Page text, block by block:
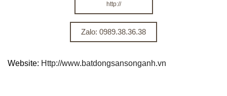
http://
Zalo: 0989.38.36.38
Website: Http://www.batdongsansonganh.vn